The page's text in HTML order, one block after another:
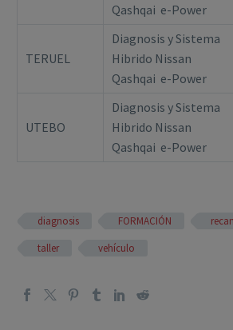
Qashqai e-Power
TERUEL
Diagnosis y Sistema
Hibrido Nissan
Qashqai e-Power
UTEBO
Diagnosis y Sistema
Hibrido Nissan
Qashqai e-Power
diagnosis FORMACIÓN
taller
vehículo